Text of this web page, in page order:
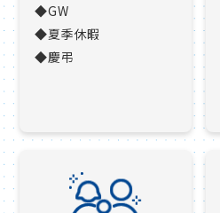
◆GW
◆夏季休暇
◆慶弔